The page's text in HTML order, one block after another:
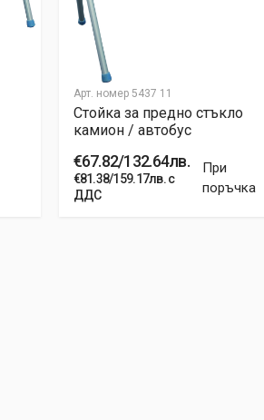
Арт. номер5437 11
Стойка за предно стъкло
камион / автобус
€67.82/132.64лв.
€81.38/159.17лв. с
ДДС
При
поръчка